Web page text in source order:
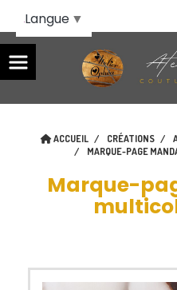
ACCUEIL CRÉATIONS
MARQUE-PAGE
Marque-
Langue ▼